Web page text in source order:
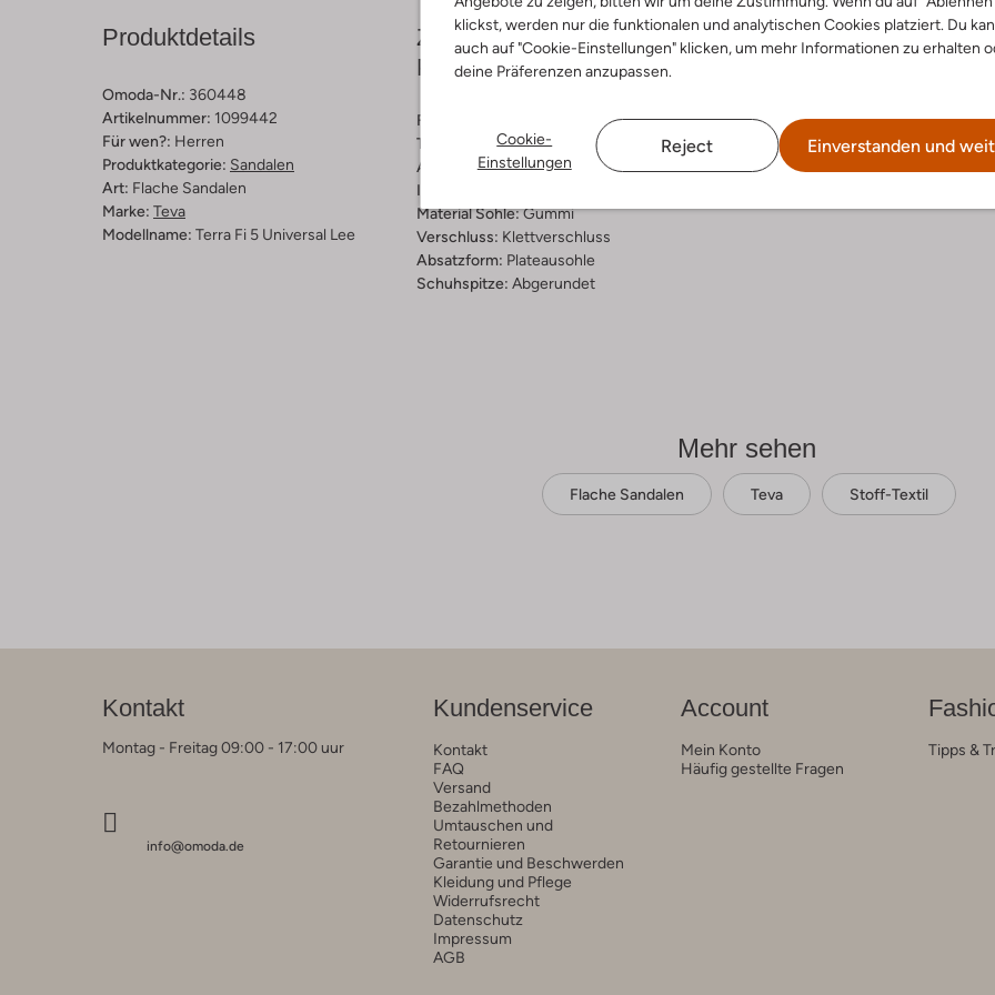
klickst, werden nur die funktionalen und analytischen Cookies platziert. Du
auch auf "Cookie-Einstellungen" klicken, um mehr Informationen zu erhalten
deine Präferenzen anzupassen.
Cookie-
Einstellungen
Reject Einverstanden und
Produktdetails
Omoda-Nr.: 360448
Artikelnummer: 1099442
Für wen?: Herren
Produktkategorie: Sandalen
Art: Flache Sandalen
Marke: Teva
Modellname: Terra Fi 5 Universal Lee
Zusammensetzung &
Passform
Farbe :
Trends:
Sport
Außenmaterial:Stoff-Textil
Innenmaterial:
Material Sohle:Gummi
Verschluss: Klettverschluss
Absatzform: Plateausohle
Schuhspitze: Abgerundet
Mehr sehen
Flache Sandalen Teva Stoff-Textil
Kontakt
Montag - Freitag 09:00 - 17:00 uur
info@omoda.de
Kundenservice
Kontakt
FAQ
Versand
Bezahlmethoden
Umtauschen und
Retournieren
Garantie und Beschwerden
Kleidung und Pflege
Widerrufsrecht
Datenschutz
Impressum
AGB
Account
Mein Konto
Häufig gestellte Fragen
Tipps &